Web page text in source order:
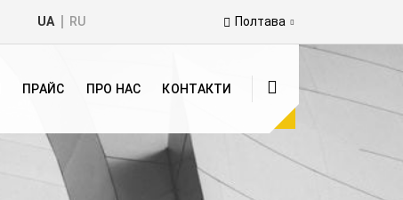
UA RU Полтава
ПРАЙС ПРО НАС КОНТАКТИ